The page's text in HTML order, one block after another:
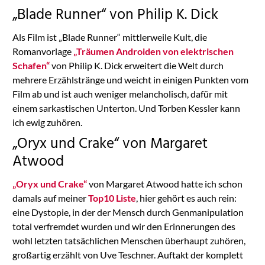
„Blade Runner“ von Philip K. Dick
Als Film ist „Blade Runner“ mittlerweile Kult, die
Romanvorlage „Träumen Androiden von elektrischen
Schafen“von Philip K. Dick erweitert die Welt durch
mehrere Erzählstränge und weicht in einigen Punkten vom
Film ab und ist auch weniger melancholisch, dafür mit
einem sarkastischen Unterton. Und Torben Kessler kann
ich ewig zuhören.
„Oryx und Crake“ von Margaret
Atwood
„Oryx und Crake“von Margaret Atwood hatte ich schon
damals auf meinerTop10 Liste, hier gehört es auch rein:
eine Dystopie, in der der Mensch durch Genmanipulation
total verfremdet wurden und wir den Erinnerungen des
wohl letzten tatsächlichen Menschen überhaupt zuhören,
großartig erzählt von Uve Teschner. Auftakt der komplett